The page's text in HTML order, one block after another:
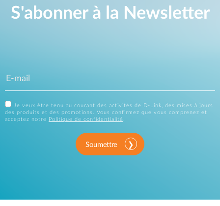
S'abonner à la Newsletter
Je veux être tenu au courant des activités de D-Link, des mises à jours
des produits et des promotions. Vous confirmez que vous comprenez et
acceptez notre
Politique de confidentialité.
Soumettre